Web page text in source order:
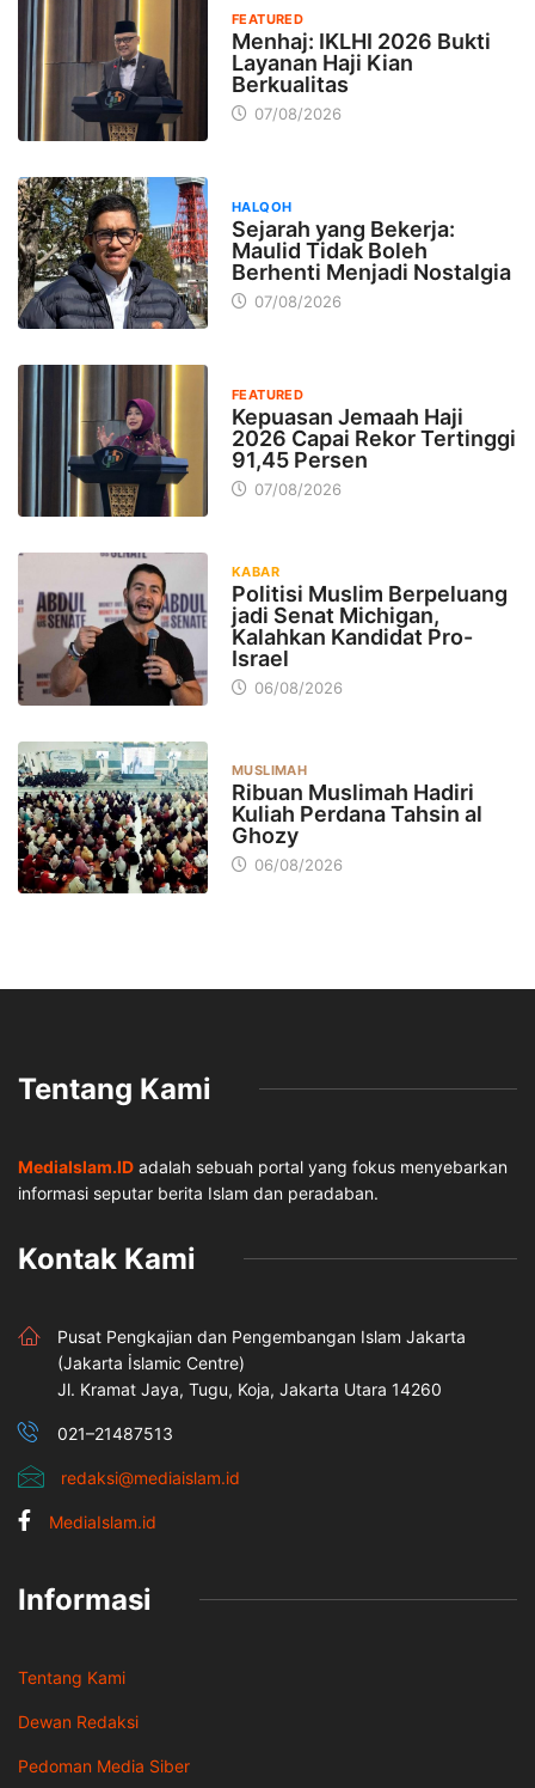
FEATURED
Menhaj: IKLHI 2026 Bukti
Layanan Haji Kian
Berkualitas
07/08/2026
HALQOH
Sejarah yang Bekerja:
Maulid Tidak Boleh
Berhenti Menjadi Nostalgia
07/08/2026
FEATURED
Kepuasan Jemaah Haji
2026 Capai Rekor Tertinggi
91,45 Persen
07/08/2026
KABAR
Politisi Muslim Berpeluang
jadi Senat Michigan,
Kalahkan Kandidat Pro-
Israel
06/08/2026
MUSLIMAH
Ribuan Muslimah Hadiri
Kuliah Perdana Tahsin al
Ghozy
06/08/2026
Tentang Kami
MediaIslam.ID adalah sebuah portal yang fokus menyebarkan
informasi seputar berita Islam dan peradaban.
Kontak Kami
Pusat Pengkajian dan Pengembangan Islam Jakarta
(Jakarta İslamic Centre)
Jl. Kramat Jaya, Tugu, Koja, Jakarta Utara 14260
021–21487513
redaksi@mediaislam.id
MediaIslam.id
Informasi
Tentang Kami
Dewan Redaksi
Pedoman Media Siber